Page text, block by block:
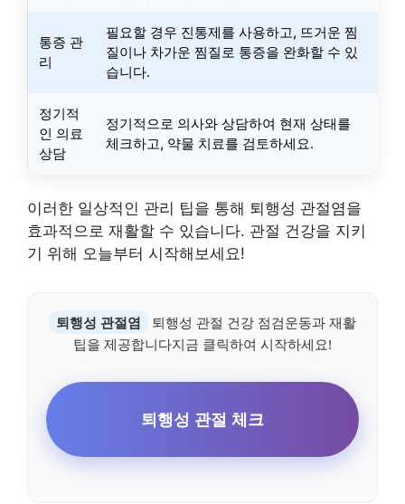
통증 관
리
필요할 경우 진통제를 사용하고, 뜨거운 찜
질이나 차가운 찜질로 통증을 완화할 수 있
습니다.
정기적
인 의료
상담
정기적으로 의사와 상담하여 현재 상태를
체크하고, 약물 치료를 검토하세요.
이러한 일상적인 관리 팁을 통해 퇴행성 관절염을
효과적으로 재활할 수 있습니다. 관절 건강을 지키
기 위해 오늘부터 시작해보세요!
퇴행성 관절염
퇴행성 관절 건강 점검운동과 재활
팁을 제공합니다지금 클릭하여 시작하세요!
퇴행성 관절 체크